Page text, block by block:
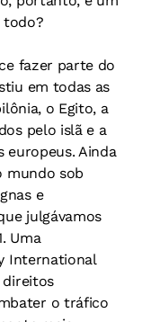
todo?
fazer parte do
em todas as
o Egito, a
pelo islã e a
europeus. Ainda
mundo sob
e
julgávamos
Uma
International
direitos
o tráfico